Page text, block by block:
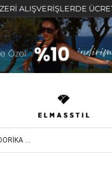
İNCE DORİKA ZİNCİR 45 CM